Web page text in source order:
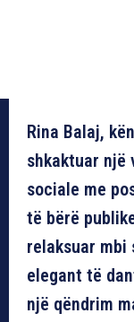
Rina Balaj,
shkaktuar një
sociale me
të bërë
relaksuar mbi
elegant të
një qëndrim